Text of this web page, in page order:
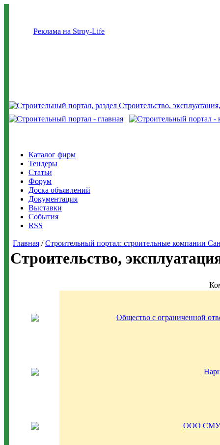
Реклама на Stroy-Life
Каталог фирм
Тендеры
Статьи
Форум
Доска объявлений
Документация
Выставки
События
RSS
Главная /Строительный портал: строительные компании
Строительство,
Общество с ограниченной
ООО СМУ